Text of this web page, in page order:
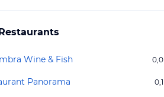
Wine & Fish 0,0
Panorama 0,1